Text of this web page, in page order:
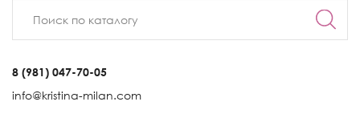
8 (981) 047-70-05
info@kristina-milan.com